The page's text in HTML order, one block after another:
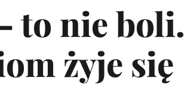
to nie boli.
żyje się